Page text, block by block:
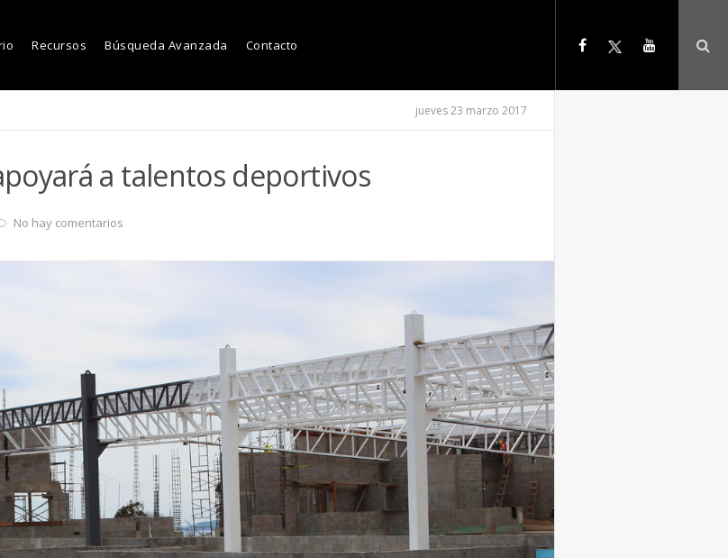
Recursos Búsqueda Avanzada Contacto
jueves 23 marzo 2017
a talentos deportivos
No hay comentarios